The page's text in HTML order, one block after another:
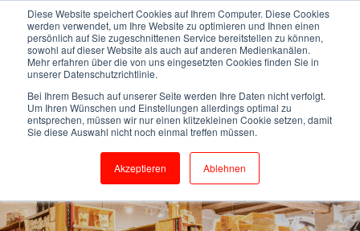
Diese Website speichert Cookies auf Ihrem Computer. Diese Cookies
werden verwendet, um Ihre Website zu optimieren und Ihnen einen
persönlich auf Sie zugeschnittenen Service bereitstellen zu können,
sowohl auf dieser Website als auch auf anderen Medienkanälen.
Mehr erfahren über die von uns eingesetzten Cookies finden Sie in
unserer Datenschutzrichtlinie.
Bei Ihrem Besuch auf unserer Seite werden Ihre Daten nicht verfolgt.
Um Ihren Wünschen und Einstellungen allerdings optimal zu
entsprechen, müssen wir nur einen klitzekleinen Cookie setzen, damit
Sie diese Auswahl nicht noch einmal treffen müssen.
Akzeptieren Ablehnen